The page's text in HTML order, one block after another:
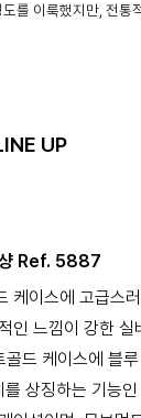
를 이룩했지만, 전통
UP
샹 Ref. 5887
케이스에 고급스
인 느낌이 강한 실
드 케이스에 블
상징하는 기능